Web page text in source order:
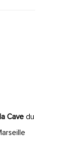
Cave du